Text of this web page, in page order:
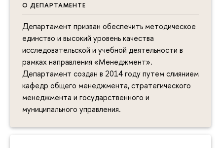
О ДЕПАРТАМЕНТЕ
Департамент призван обеспечить методическое
единство и высокий уровень качества
исследовательской и учебной деятельности в
рамках направления «Менеджмент».
Департамент создан в 2014 году путем слиянием
кафедр общего менеджмента, стратегического
менеджмента и государственного и
муниципального управления.